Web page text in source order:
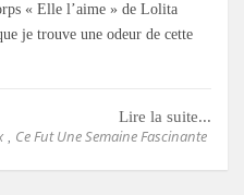
« Elle l’aime » de Lolita
je trouve une odeur de cette
Lire la suite...
Ce Fut Une Semaine Fascinante